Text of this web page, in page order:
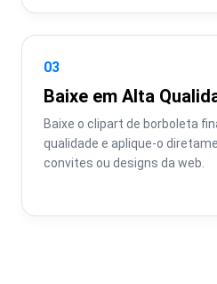
03
Baixe em Alta
Baixe o clipart de borboleta
qualidade e aplique-o
convites ou designs da web.